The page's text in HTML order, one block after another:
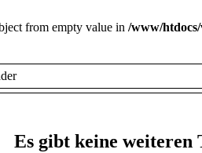
from empty value in /www/
Es gibt keine weiteren